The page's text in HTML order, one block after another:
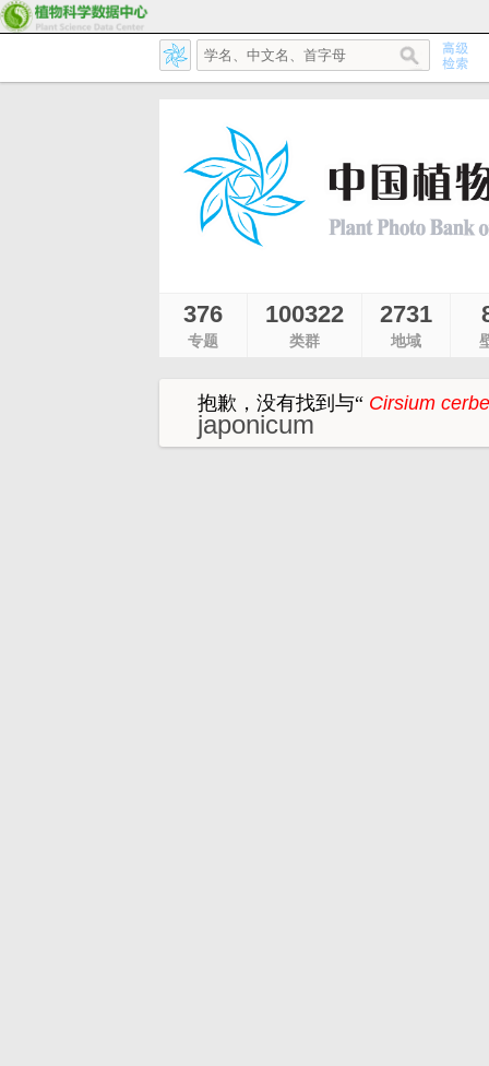
376
专题
100322
类群
2731
地域
抱歉，没有找到与“Cirsium
japonicum